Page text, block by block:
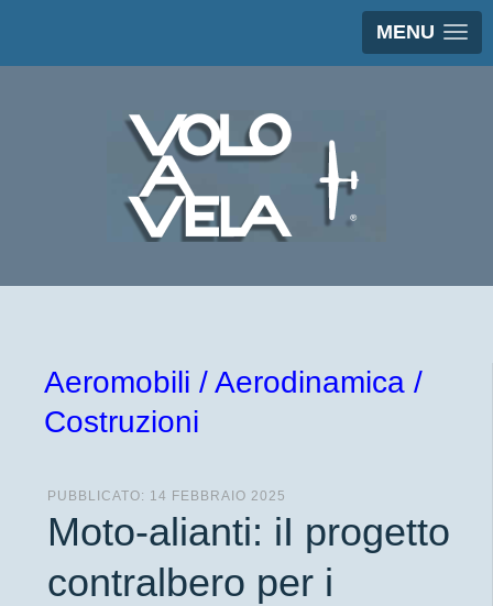
MENU
Aeromobili / Aerodinamica /
Costruzioni
PUBBLICATO: 14 FEBBRAIO 2025
Moto-alianti: iI progetto
contralbero per i